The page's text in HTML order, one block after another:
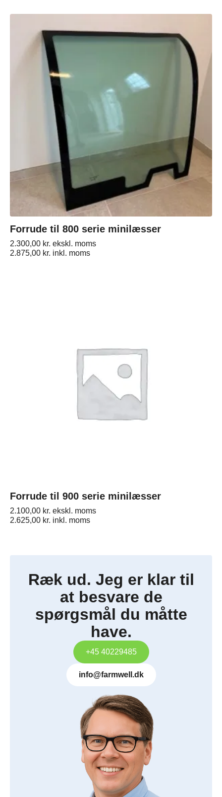
Forrude til 800 serie minilæsser
2.300,00 kr. ekskl. moms
2.875,00 kr. inkl. moms
Forrude til 900 serie minilæsser
2.100,00 kr. ekskl. moms
2.625,00 kr. inkl. moms
Ræk ud. Jeg er klar til
at besvare de
spørgsmål du måtte
have.
+45 40229485
info@farmwell.dk